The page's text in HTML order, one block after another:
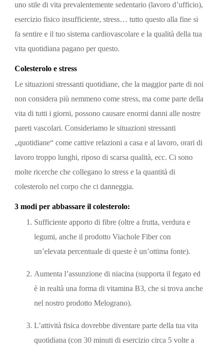
uno stile di vita prevalentemente sedentario (lavoro d’ufficio),
esercizio fisico insufficiente, stress… tutto questo alla fine si
fa sentire e il tuo sistema cardiovascolare e la qualità della tua
vita quotidiana pagano per questo.
Colesterolo e stress
Le situazioni stressanti quotidiane, che la maggior parte di noi
non considera più nemmeno come stress, ma come parte della
vita di tutti i giorni, possono causare enormi danni alle nostre
pareti vascolari. Consideriamo le situazioni stressanti
„quotidiane“ come cattive relazioni a casa e al lavoro, orari di
lavoro troppo lunghi, riposo di scarsa qualità, ecc. Ci sono
molte ricerche che collegano lo stress e la quantità di
colesterolo nel corpo che ci danneggia.
3 modi per abbassare il colesterolo:
Sufficiente apporto di fibre (oltre a frutta, verdura e
legumi, anche il prodotto Viachole Fiber con
un’elevata percentuale di queste è un’ottima fonte).
Aumenta l’assunzione di niacina (supporta il fegato ed
è in realtà una forma di vitamina B3, che si trova anche
nel nostro prodotto Melograno).
L’attività fisica dovrebbe diventare parte della tua vita
quotidiana (con 30 minuti di esercizio circa 5 volte a